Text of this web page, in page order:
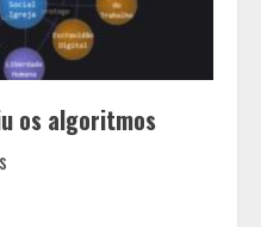
os algoritmos